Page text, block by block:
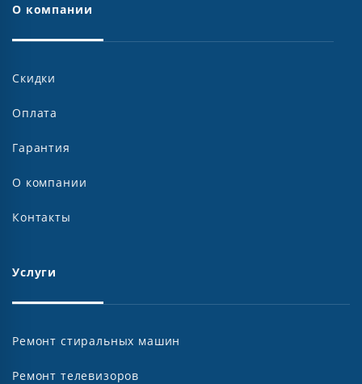
О компании
Скидки
Оплата
Гарантия
О компании
Контакты
Услуги
Ремонт стиральных машин
Ремонт телевизоров